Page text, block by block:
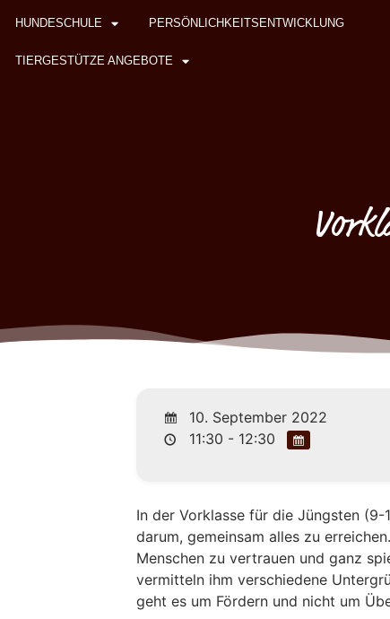
HUNDESCHULE PERSÖNLICHKEITSENTWICKLUNG
TIERGESTÜTZE ANGEBOTE
10. September 2022
11:30 - 12:30
In der Vorklasse für die Jüngsten (9-
darum, gemeinsam alles zu
Menschen zu vertrauen und ganz
vermitteln ihm verschiedene
geht es um Fördern und nicht um